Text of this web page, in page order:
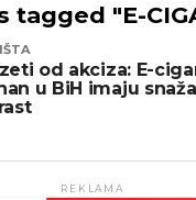
tagged "E-
od akciza: E-
u BiH imaju
REKLAMA